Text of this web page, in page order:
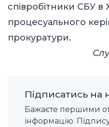
співробітники СБУ в
процесуального
прокуратури.
Підписатись на
Бажаєте першими
інформацію.